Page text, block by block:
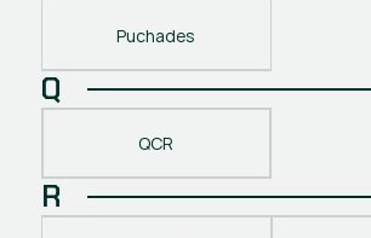
Puchades
Q
QCR
R